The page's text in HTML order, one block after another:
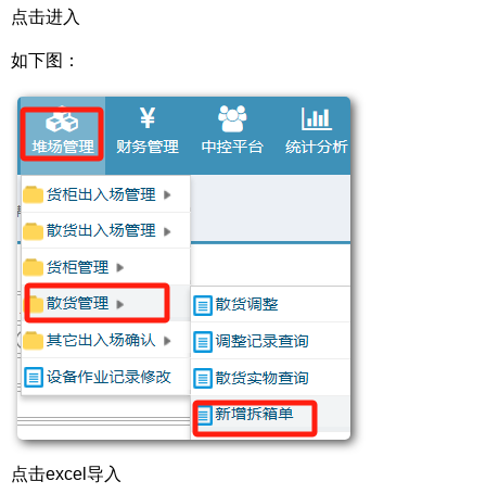
点击进入
如下图：
点击excel导入